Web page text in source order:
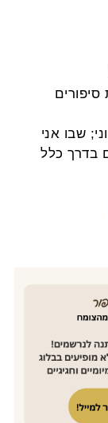
שבו אני
בדרך כלל